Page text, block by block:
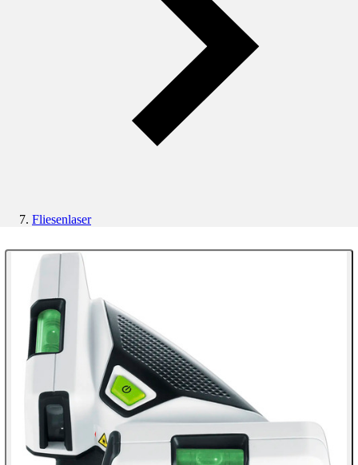
Fliesenlaser